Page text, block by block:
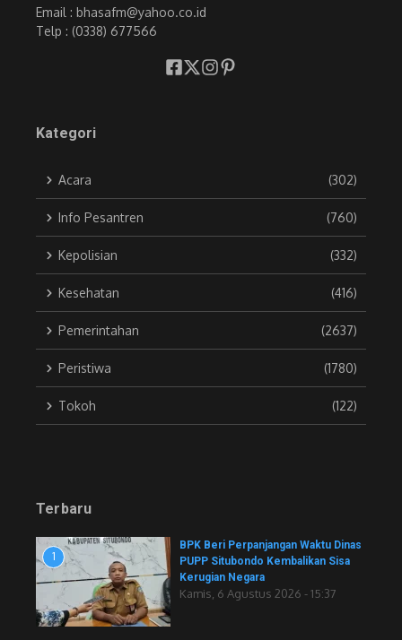
Email : bhasafm@yahoo.co.id
Telp : (0338) 677566
Kategori
Acara (302)
Info Pesantren (760)
Kepolisian (332)
Kesehatan (416)
Pemerintahan (2637)
Peristiwa (1780)
Tokoh (122)
Terbaru
1
BPK Beri Perpanjangan Waktu Dinas
PUPP Situbondo Kembalikan Sisa
Kerugian Negara
Kamis, 6 Agustus 2026 - 15:37